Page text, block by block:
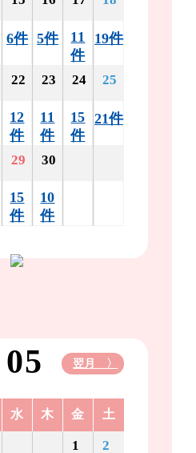
6件 5件
11
件
19件
22
12
件
23
11
件
24
15
件
25
21件
29
15
件
30
10
件
05 翌月 〉
水 木 金 土
1 2